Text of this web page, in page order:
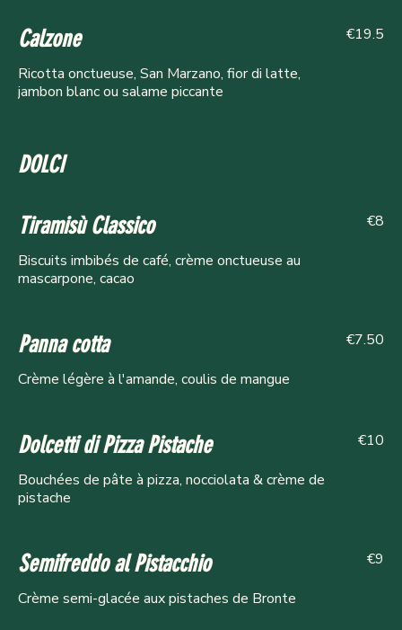
Calzone
Ricotta onctueuse, San Marzano, fior di latte,
jambon blanc ou salame piccante
€19.5
DOLCI
Tiramisù Classico
Biscuits imbibés de café, crème onctueuse au
mascarpone, cacao
€8
Panna cotta
Crème légère à l'amande, coulis de mangue
€7.50
Dolcetti di Pizza Pistache
Bouchées de pâte à pizza, nocciolata & crème de
pistache
€10
Semifreddo al Pistacchio
Crème semi-glacée aux pistaches de Bronte
€9